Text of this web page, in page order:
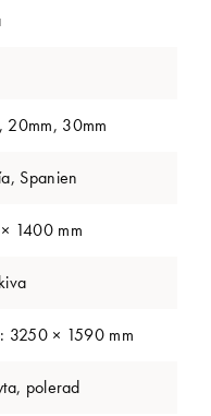
20mm, 30mm
Spanien
1400 mm
3250 × 1590 mm
polerad